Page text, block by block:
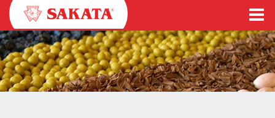
Pular
para
o
conteúdo